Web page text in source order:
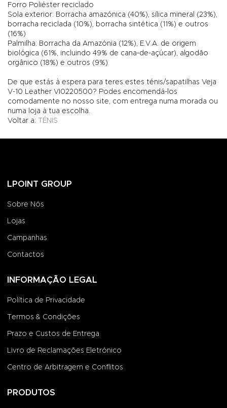
Forro Poliéster reciclado
Sola exterior: Borracha amazónica (40%), sílica mineral (23%),
borracha reciclada (10%), borracha sintética (11%) e outros
(16%)
Palmilha: Borracha da Amazónia (12%), E.V.A. de origem
biológica (61%, incluindo 49% de cana-de-açúcar), algodão
orgânico (18%) e outros (9%)
De que estás à espera para teres estes ténis/sapatilhas Veja
V-10 Leather VI0220500? Podes encomendá-los
comodamente no nosso site, com entrega numa morada ou
numa loja à tua escolha.
Voltar a: TÉNIS
LPOINT GROUP
Sobre Nós
Lojas
Campanhas
Contactos
INFORMAÇÃO LEGAL
Política de Privacidade
Termos & Condições
Prazo e Custos de Entrega
Livro de Reclamações Eletrónico
Centro de Arbitragem e Conflitos
PRODUTOS